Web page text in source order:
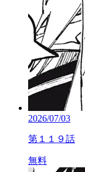
2026/07/03
第１１９話
無料